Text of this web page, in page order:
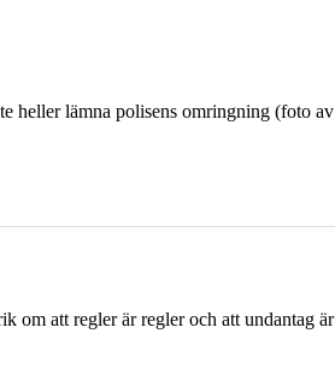
lämna polisens omringning (foto
att regler är regler och att undantag